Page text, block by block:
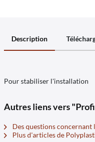
Description
Pour stabiliser l'installation
Autres liens vers
Des questions concernant
Plus d'articles de